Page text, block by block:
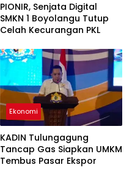
PIONIR, Senjata Digital
SMKN 1 Boyolangu Tutup
Celah Kecurangan PKL
Ekonomi
KADIN Tulungagung
Tancap Gas Siapkan UMKM
Tembus Pasar Ekspor